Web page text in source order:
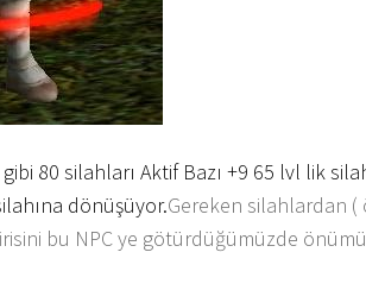
80 silahları Aktif Bazı +9 65 lvl lik
dönüşüyor.Gereken silahlardan (
bu NPC ye götürdüğümüzde